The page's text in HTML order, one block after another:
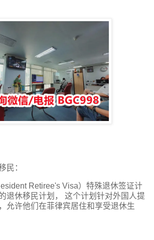
民：
Retiree's Visa）特殊退休签证计
退休移民计划， 这个计划针对外国人提
允许他们在菲律宾居住和享受退休生